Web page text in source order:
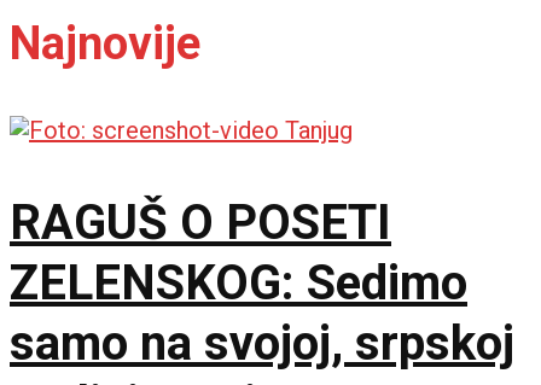
Najnovije
RAGUŠ O POSETI
ZELENSKOG: Sedimo
samo na svojoj, srpskoj